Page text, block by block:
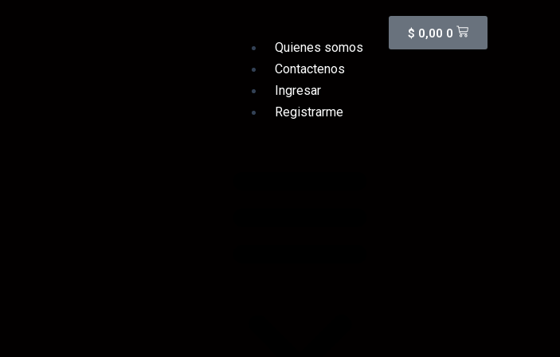
Quienes somos
Contactenos
Ingresar
Registrarme
$ 0,00 0
Cart